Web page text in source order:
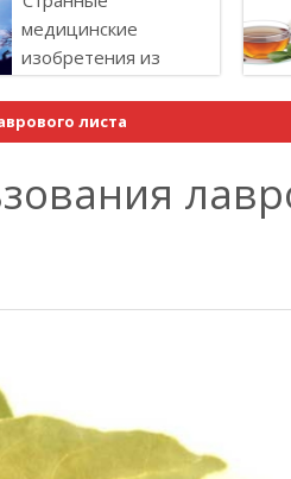
медицинские
изобретения из
листа